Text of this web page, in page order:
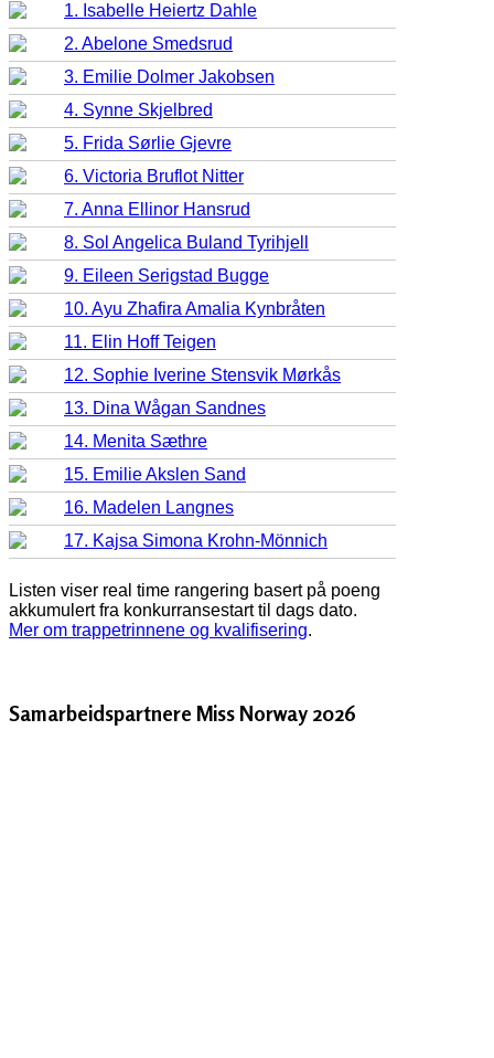
1. Isabelle Heiertz Dahle
2. Abelone Smedsrud
3. Emilie Dolmer Jakobsen
4. Synne Skjelbred
5. Frida Sørlie Gjevre
6. Victoria Bruflot Nitter
7. Anna Ellinor Hansrud
8. Sol Angelica Buland Tyrihjell
9. Eileen Serigstad Bugge
10. Ayu Zhafira Amalia Kynbråten
11. Elin Hoff Teigen
12. Sophie Iverine Stensvik Mørkås
13. Dina Wågan Sandnes
14. Menita Sæthre
15. Emilie Akslen Sand
16. Madelen Langnes
17. Kajsa Simona Krohn-Mönnich
Listen viser real time rangering basert på poeng
akkumulert fra konkurransestart til dags dato.
Mer om trappetrinnene og kvalifisering.
Samarbeidspartnere Miss Norway 2026